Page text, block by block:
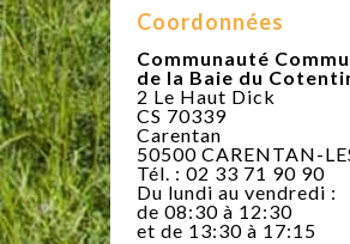
Coordonnées
Communauté
de la Baie du
2 Le Haut Dick
CS 70339
Carentan
50500 CARENTAN-
Tél. : 02 33 71 90 90
Du lundi au vendredi :
de 08:30 à 12:30
et de 13:30 à 17:15